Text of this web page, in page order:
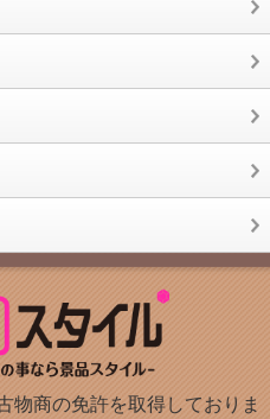
物商の免許を取得しておりま